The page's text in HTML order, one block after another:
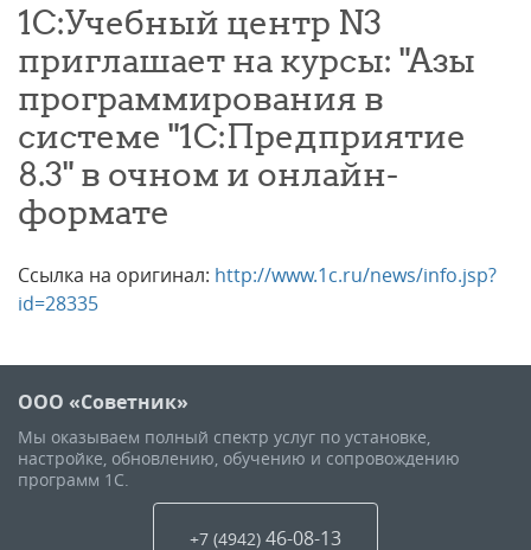
1С:Учебный центр N3
приглашает на курсы: "Азы
программирования в
системе "1С:Предприятие
8.3" в очном и онлайн-
формате
Ссылка на оригинал: http://www.1c.ru/news/info.jsp?
id=28335
ООО «Советник»
Мы оказываем полный спектр услуг по установке,
настройке, обновлению, обучению и сопровождению
программ 1С.
+7 (4942) 46-08-13